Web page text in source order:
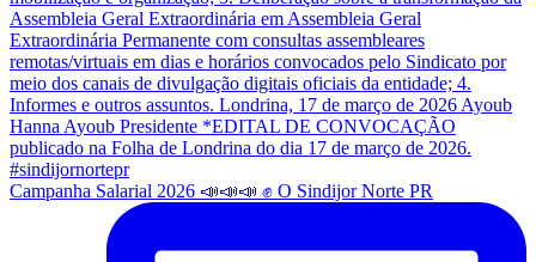
Campanha Salarial 2026 📣📣📣 ✊ O Sindijor Norte PR